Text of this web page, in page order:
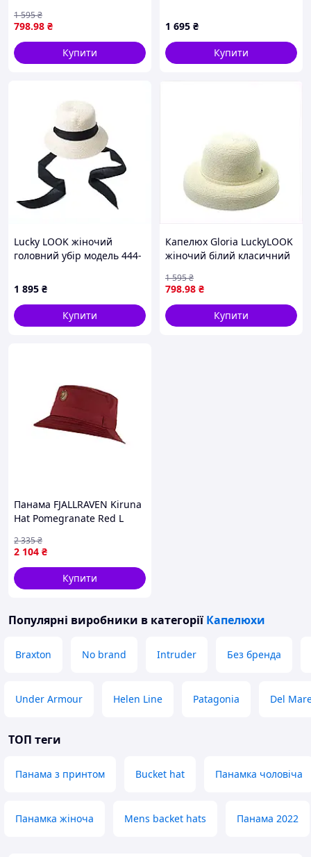
8936P40H7
798.98 ₴
1 595₴
Купити
1 695 ₴
Купити
Lucky LOOK жіночий
головний убір модель 444-
1 895 ₴
Купити
Капелюх Gloria LuckyLOOK
жіночий білий класичний
798.98 ₴
1 595₴
Купити
Панама FJALLRAVEN Kiruna
Hat Pomegranate Red L
2 104 ₴
2 335₴
Купити
Популярні виробники в категорії Капелюхи
Braxton No brand Intruder Без бренда
Under Armour Helen Line Patagonia Del
ТОП теги
Панама з принтом Bucket hat Панамка чоловіча
Панамка жіноча Mens backet hats Панама 2022